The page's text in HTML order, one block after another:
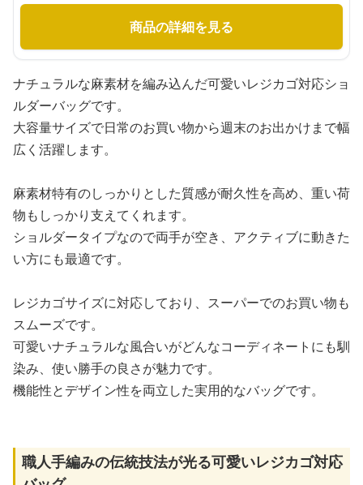
商品の詳細を見る
ナチュラルな麻素材を編み込んだ可愛いレジカゴ対応ショ
ルダーバッグです。
大容量サイズで日常のお買い物から週末のお出かけまで幅
広く活躍します。
麻素材特有のしっかりとした質感が耐久性を高め、重い荷
物もしっかり支えてくれます。
ショルダータイプなので両手が空き、アクティブに動きた
い方にも最適です。
レジカゴサイズに対応しており、スーパーでのお買い物も
スムーズです。
可愛いナチュラルな風合いがどんなコーディネートにも馴
染み、使い勝手の良さが魅力です。
機能性とデザイン性を両立した実用的なバッグです。
職人手編みの伝統技法が光る可愛いレジカゴ対応